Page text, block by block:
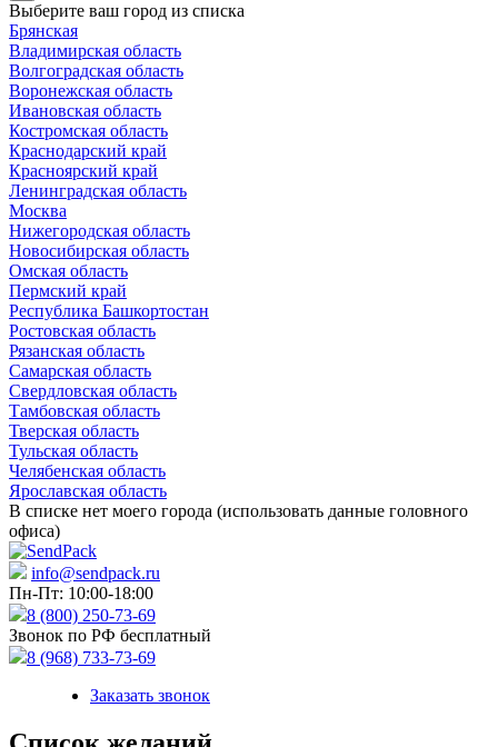
Выберите ваш город из списка
Брянская
Владимирская область
Волгоградская область
Воронежская область
Ивановская область
Костромская область
Краснодарский край
Красноярский край
Ленинградская область
Москва
Нижегородская область
Новосибирская область
Омская область
Пермский край
Республика Башкортостан
Ростовская область
Рязанская область
Самарская область
Свердловская область
Тамбовская область
Тверская область
Тульская область
Челябенская область
Ярославская область
В списке нет моего города (использовать данные головного
офиса)
info@sendpack.ru
Пн-Пт: 10:00-18:00
8 (800) 250-73-69
Звонок по РФ бесплатный
8 (968) 733-73-69
Заказать звонок